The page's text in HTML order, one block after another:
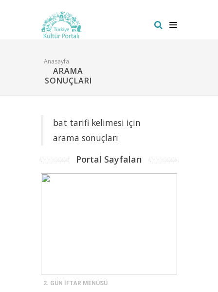
Anasayfa
ARAMA
SONUÇLARI
bat tarifi kelimesi için
arama sonuçları
Portal Sayfaları
2. GÜN İFTAR MENÜSÜ